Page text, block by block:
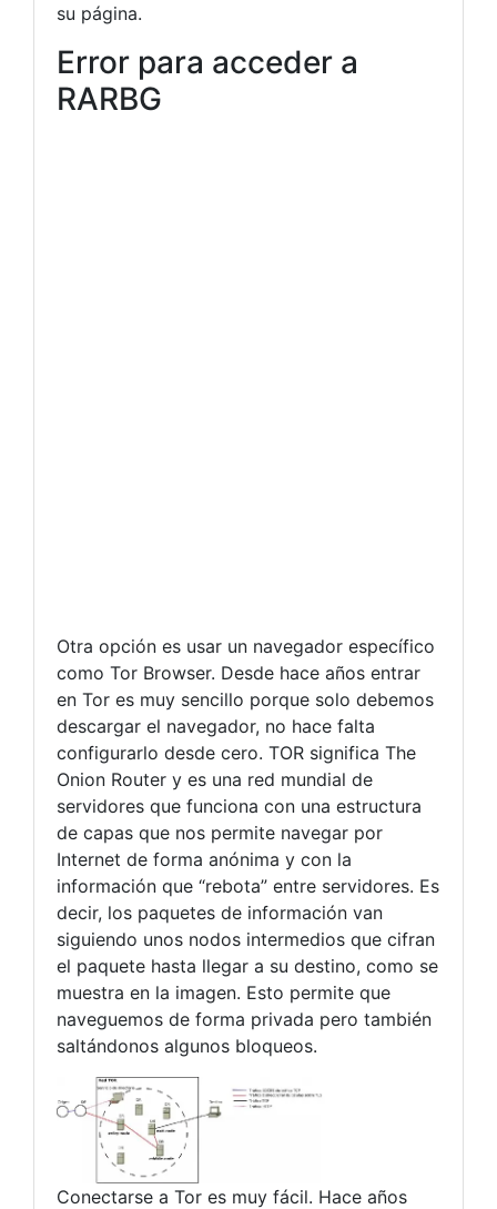
su página.
Error para acceder a
RARBG
Otra opción es usar un navegador específico
como Tor Browser. Desde hace años entrar
en Tor es muy sencillo porque solo debemos
descargar el navegador, no hace falta
configurarlo desde cero. TOR significa The
Onion Router y es una red mundial de
servidores que funciona con una estructura
de capas que nos permite navegar por
Internet de forma anónima y con la
información que “rebota” entre servidores. Es
decir, los paquetes de información van
siguiendo unos nodos intermedios que cifran
el paquete hasta llegar a su destino, como se
muestra en la imagen. Esto permite que
naveguemos de forma privada pero también
saltándonos algunos bloqueos.
Conectarse a Tor es muy fácil. Hace años